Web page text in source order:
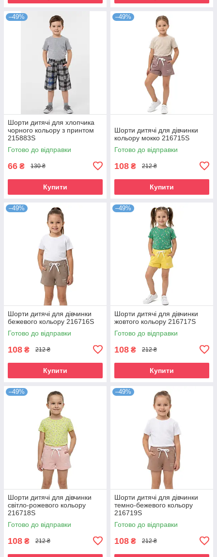
–49%
Шорти дитячі для хлопчика
чорного кольору з принтом
215883S
Готово до відправки
66 ₴ 130 ₴
Купити
–49%
Шорти дитячі для дівчинки
кольору мокко 216715S
Готово до відправки
108 ₴ 212 ₴
Купити
–49%
Шорти дитячі для дівчинки
бежевого кольору 216716S
Готово до відправки
108 ₴ 212 ₴
Купити
–49%
Шорти дитячі для дівчинки
жовтого кольору 216717S
Готово до відправки
108 ₴ 212 ₴
Купити
–49%
Шорти дитячі для дівчинки
світло-рожевого кольору
216718S
Готово до відправки
108 ₴ 212 ₴
–49%
Шорти дитячі для дівчинки
темно-бежевого кольору
216719S
Готово до відправки
108 ₴ 212 ₴